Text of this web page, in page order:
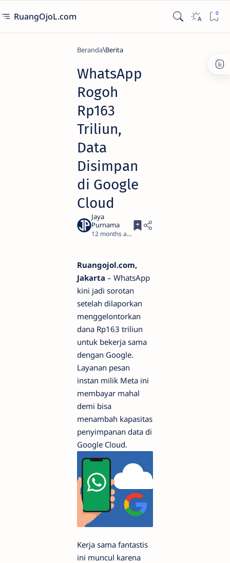
RuangOjoL.com
Beranda Berita
WhatsApp
Rogoh
Rp163
Triliun,
Data
Disimpan
di Google
Cloud
12 months ago
Ruangojol.com,
Jakarta – WhatsApp
kini jadi sorotan
setelah dilaporkan
menggelontorkan
dana Rp163 triliun
untuk bekerja sama
dengan Google.
Layanan pesan
instan milik Meta ini
membayar mahal
demi bisa
menambah kapasitas
penyimpanan data di
Google Cloud.
Kerja sama fantastis
ini muncul karena